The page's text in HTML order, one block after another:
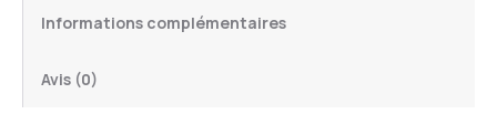
Informations complémentaires
Avis (0)